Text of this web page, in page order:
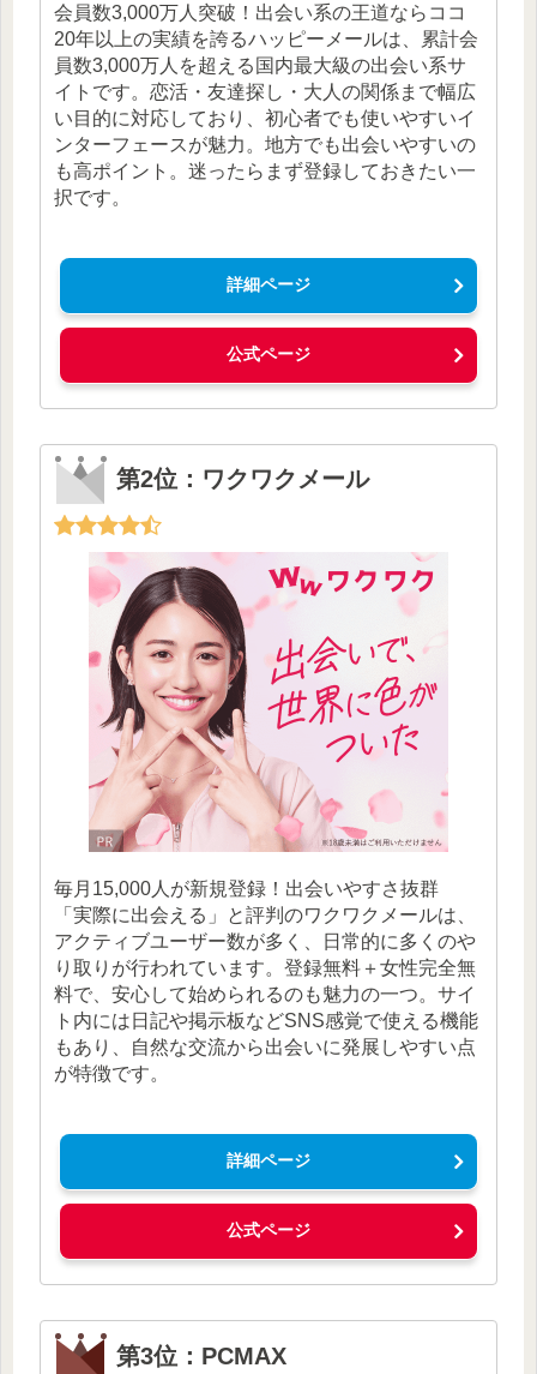
会員数3,000万人突破！出会い系の王道ならココ
20年以上の実績を誇るハッピーメールは、累計会
員数3,000万人を超える国内最大級の出会い系サ
イトです。恋活・友達探し・大人の関係まで幅広
い目的に対応しており、初心者でも使いやすいイ
ンターフェースが魅力。地方でも出会いやすいの
も高ポイント。迷ったらまず登録しておきたい一
択です。
詳細ページ
公式ページ
第2位：ワクワクメール
毎月15,000人が新規登録！出会いやすさ抜群
「実際に出会える」と評判のワクワクメールは、
アクティブユーザー数が多く、日常的に多くのや
り取りが行われています。登録無料＋女性完全無
料で、安心して始められるのも魅力の一つ。サイ
ト内には日記や掲示板などSNS感覚で使える機能
もあり、自然な交流から出会いに発展しやすい点
が特徴です。
詳細ページ
公式ページ
第3位：PCMAX